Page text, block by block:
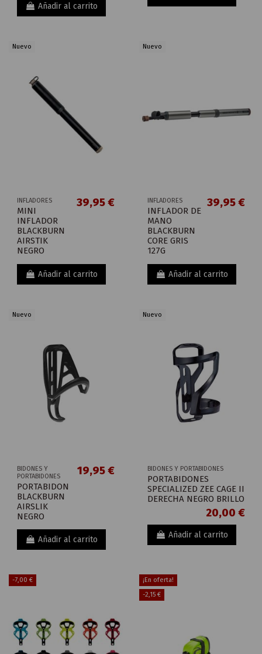
Añadir al carrito
Nuevo
INFLADORES
MINI
INFLADOR
BLACKBURN
AIRSTIK
NEGRO
39,95 €
Añadir al carrito
Nuevo
INFLADORES
INFLADOR DE
MANO
BLACKBURN
CORE GRIS
127G
39,95 €
Añadir al carrito
Nuevo
BIDONES Y
PORTABIDONES
PORTABIDON
BLACKBURN
AIRSLIK
NEGRO
19,95 €
Añadir al carrito
Nuevo
BIDONES Y PORTABIDONES
PORTABIDONES
SPECIALIZED ZEE CAGE II
DERECHA NEGRO BRILLO
20,00 €
Añadir al carrito
-7,00 €
¡En oferta!
-2,15 €